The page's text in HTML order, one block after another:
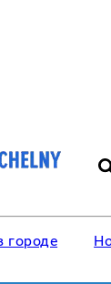
городе